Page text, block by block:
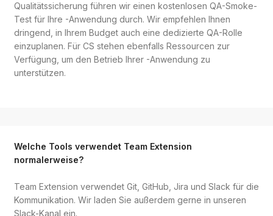
Qualitätssicherung führen wir einen kostenlosen QA-Smoke-
Test für Ihre -Anwendung durch. Wir empfehlen Ihnen
dringend, in Ihrem Budget auch eine dedizierte QA-Rolle
einzuplanen. Für CS stehen ebenfalls Ressourcen zur
Verfügung, um den Betrieb Ihrer -Anwendung zu
unterstützen.
Welche Tools verwendet Team Extension
normalerweise?
Team Extension verwendet Git, GitHub, Jira und Slack für die
Kommunikation. Wir laden Sie außerdem gerne in unseren
Slack-Kanal ein.